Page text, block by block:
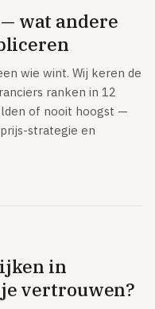
wat andere
wie wint. Wij keren de
ranken in 12
of nooit hoogst —
strategie en
in
vertrouwen?